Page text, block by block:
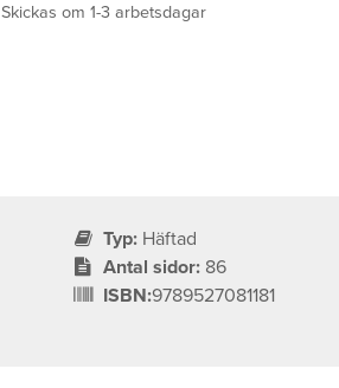
Skickas om 1-3 arbetsdagar
Typ: Häftad
Antal sidor: 86
ISBN:9789527081181